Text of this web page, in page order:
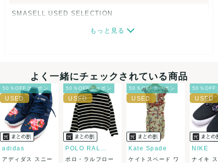
SMASELL USED SELECTION
画像ダウンロードなので、転売にも最適♪
ネコポスの場合は日時指定ができませんので、ご了承下さい
ませ。
USED品に関しましては、見る方によって状態の価値観が異な
りますので、トラブルを避けるため、神経質な方や完璧な商
もっと見る
よく一緒にチェックされている商品
50％OFFクーポン
adidas
アディダス スニー
50％OFFクーポン
POLO RALPH LAUREN
ポロ・ラルフロー
50％OFFクーポン
Kate Spade
ケイトスペード ワ
50％OFF
NIKE
ナイキ